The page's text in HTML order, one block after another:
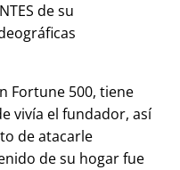
de su
Fortune 500, tiene
vivía el fundador, así
de atacarle
de su hogar fue